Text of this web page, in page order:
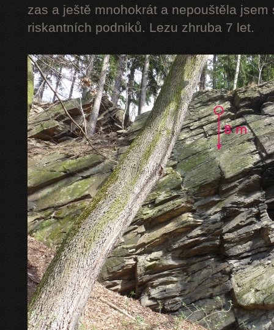
zas a ještě mnohokrát a nepouštěla
riskantních podniků. Lezu zhruba 7 let.